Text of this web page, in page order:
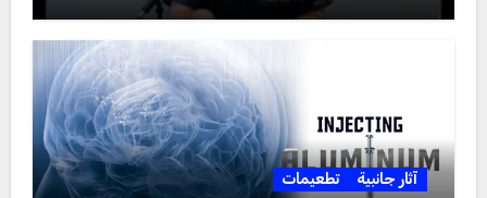
آثار جانبية تطعيمات